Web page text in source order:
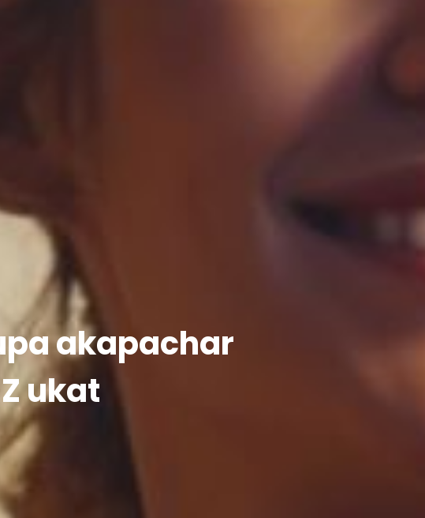
akapachar
ukat